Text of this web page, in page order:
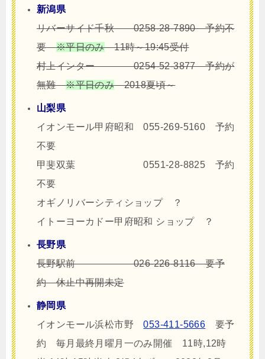
新潟県
リバーサイド千秋 0258-28-7890 予約不
要※平日のみ11時～19:45受付
村上インター 0254-52-3877 予約が
無難※平日のみ2018夏頃～
山梨県
イオンモール甲府昭和 055-269-5160 予約
不要
甲斐双葉 0551-28-8825 予約
不要
オギノリバーシティショップ ？
イトーヨーカドー甲府昭和 ショップ ？
長野県
長野駅前 026-226-8116 要予
約 休止中再開未定
静岡県
イオンモール浜松市野053-411-5666
要予
約 毎月最終月曜月一のみ開催 11時,12時